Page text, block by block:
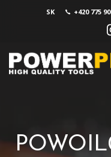
SK +420 775